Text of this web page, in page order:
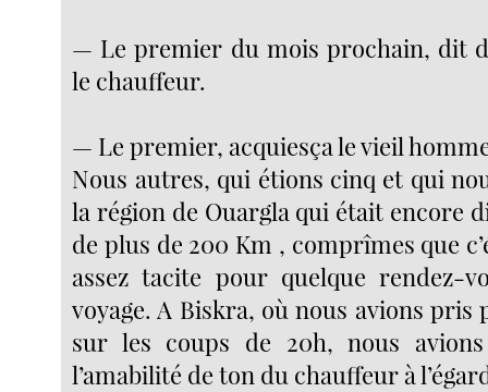
— Le premier du mois prochain, dit
le chauffeur.
— Le premier, acquiesça le vieil
Nous autres, qui étions cinq et qui
la région de Ouargla qui était encore
de plus de 200 Km , comprîmes que
assez tacite pour quelque rendez-
voyage. A Biskra, où nous avions pris
sur les coups de 20h, nous
l’amabilité de ton du chauffeur à